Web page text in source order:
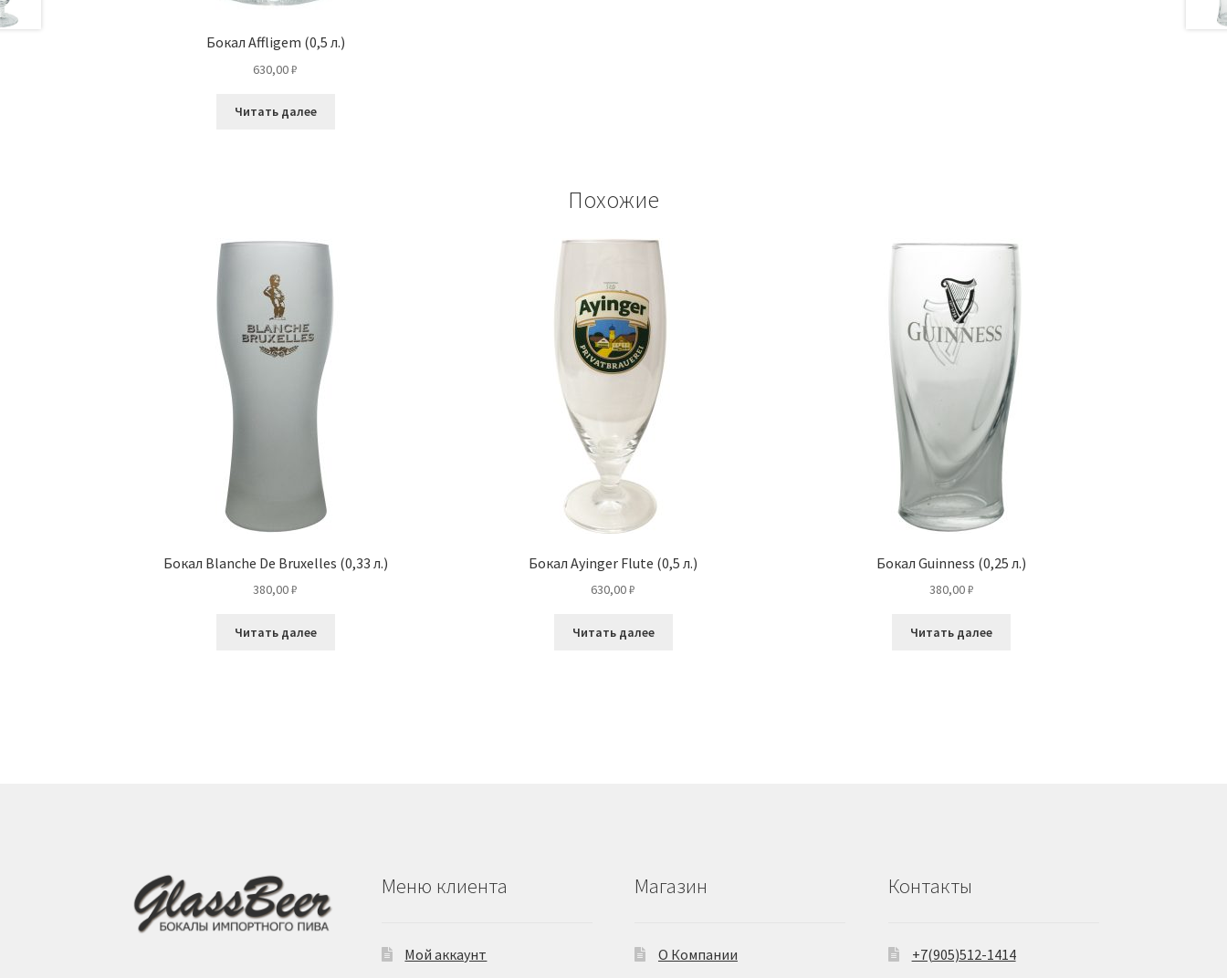
Бокал Affligem (0,5 л.)
630,00₽
Читать далее
Похожие
Бокал Blanche De Bruxelles (0,33 л.)
380,00₽
Читать далее
Бокал Ayinger Flute (0,5 л.)
630,00₽
Читать далее
Бокал Guinness (0,25 л.)
380,00₽
Читать далее
Меню клиента
Мой аккаунт
Магазин
О Компании
Контакты
+7(905)512-1414